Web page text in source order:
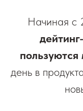
Начиная с
день в